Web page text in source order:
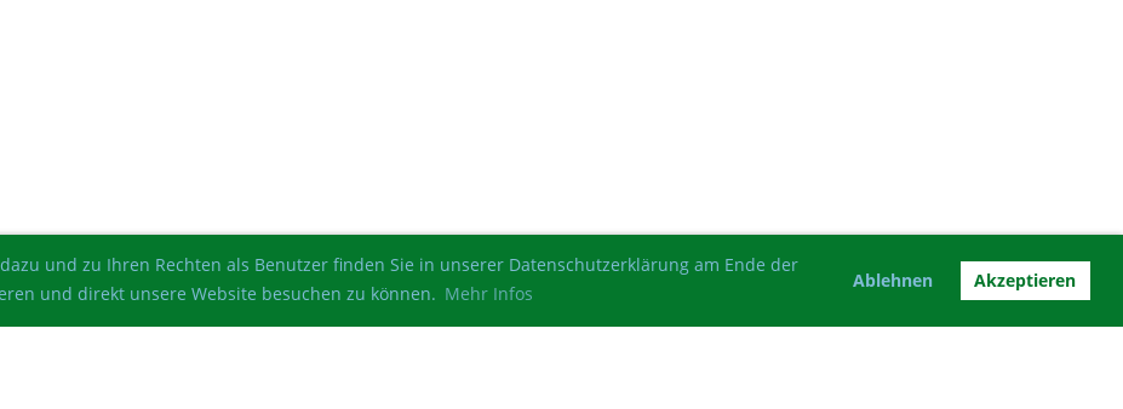
und zu Ihren Rechten als Benutzer finden Sie in unserer Datenschutzerklärung am Ende der
und direkt unsere Website besuchen zu können. Mehr Infos
Ablehnen Akzeptieren